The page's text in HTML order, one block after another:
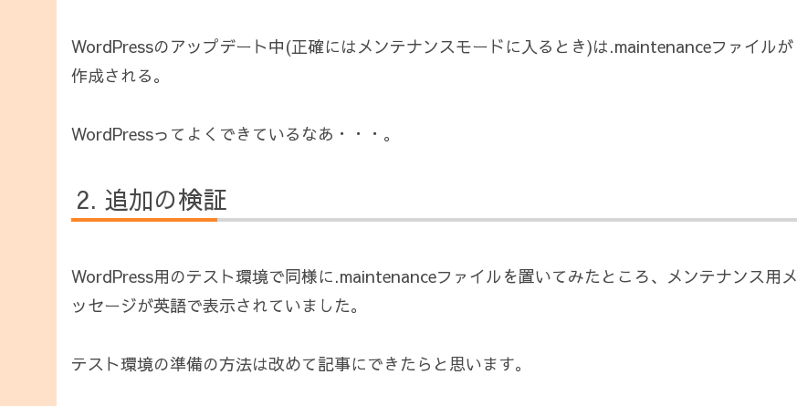
WordPressのアップデート中(正確にはメンテナンスモードに入るとき)は.maintenanceファイルが
作成される。
WordPressってよくできているなあ・・・。
追加の検証
WordPress用のテスト環境で同様に.maintenanceファイルを置いてみたところ、メンテナンス用メ
ッセージが英語で表示されていました。
テスト環境の準備の方法は改めて記事にできたらと思います。